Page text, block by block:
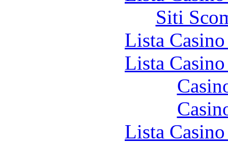
Siti
Lista
Lista
Lista